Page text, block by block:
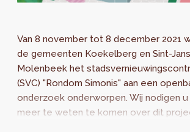
Van 8 november tot 8 december 2021
de gemeenten Koekelberg en Sint-
Molenbeek het
(SVC) "Rondom Simonis" aan een
onderzoek onderworpen. Wij nodigen
meer te weten te komen over dit